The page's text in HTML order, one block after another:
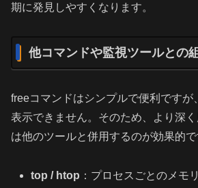
期に発見しやすくなります。
他コマンドや監視ツールとの
freeコマンドはシンプルで便利ですが
表示できません。そのため、より深
は他のツールと併用するのが効果的で
top / htop ：プロセスごとのメモ